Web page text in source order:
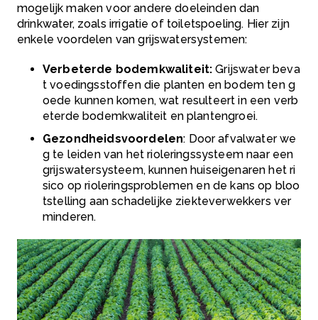
mogelijk maken voor andere doeleinden dan
drinkwater, zoals irrigatie of toiletspoeling. Hier zijn
enkele voordelen van grijswatersystemen:
Verbeterde bodemkwaliteit:Grijswater beva
t voedingsstoffen die planten en bodem ten g
oede kunnen komen, wat resulteert in een verb
eterde bodemkwaliteit en plantengroei.
Gezondheidsvoordelen: Door afvalwater we
g te leiden van het rioleringssysteem naar een
grijswatersysteem, kunnen huiseigenaren het ri
sico op rioleringsproblemen en de kans op bloo
tstelling aan schadelijke ziekteverwekkers ver
minderen.